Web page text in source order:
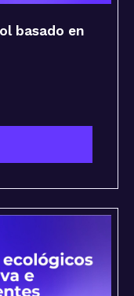
basado en